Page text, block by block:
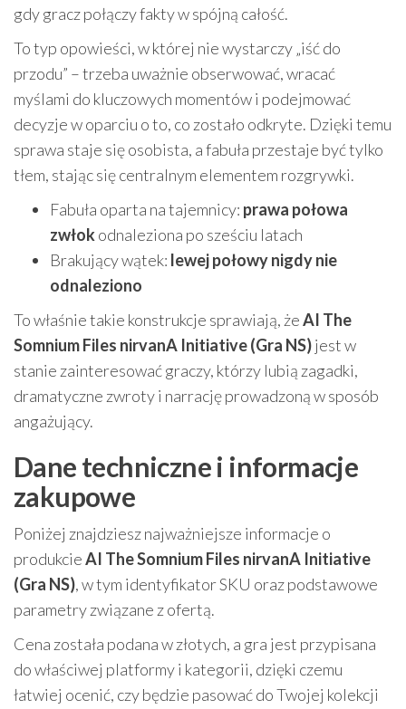
gdy gracz połączy fakty w spójną całość.
To typ opowieści, w której nie wystarczy „iść do
przodu” – trzeba uważnie obserwować, wracać
myślami do kluczowych momentów i podejmować
decyzje w oparciu o to, co zostało odkryte. Dzięki temu
sprawa staje się osobista, a fabuła przestaje być tylko
tłem, stając się centralnym elementem rozgrywki.
Fabuła oparta na tajemnicy: prawa połowa
zwłokodnaleziona po sześciu latach
Brakujący wątek: lewej połowy nigdy nie
odnaleziono
To właśnie takie konstrukcje sprawiają, żeAI The
Somnium Files nirvanA Initiative (Gra NS)jest w
stanie zainteresować graczy, którzy lubią zagadki,
dramatyczne zwroty i narrację prowadzoną w sposób
angażujący.
Dane techniczne i informacje
zakupowe
Poniżej znajdziesz najważniejsze informacje o
produkcieAI The Somnium Files nirvanA Initiative
(Gra NS), w tym identyfikator SKU oraz podstawowe
parametry związane z ofertą.
Cena została podana w złotych, a gra jest przypisana
do właściwej platformy i kategorii, dzięki czemu
łatwiej ocenić, czy będzie pasować do Twojej kolekcji